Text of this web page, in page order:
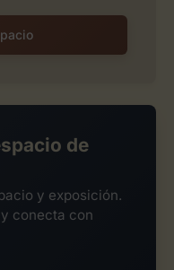
de
y exposición.
conecta con